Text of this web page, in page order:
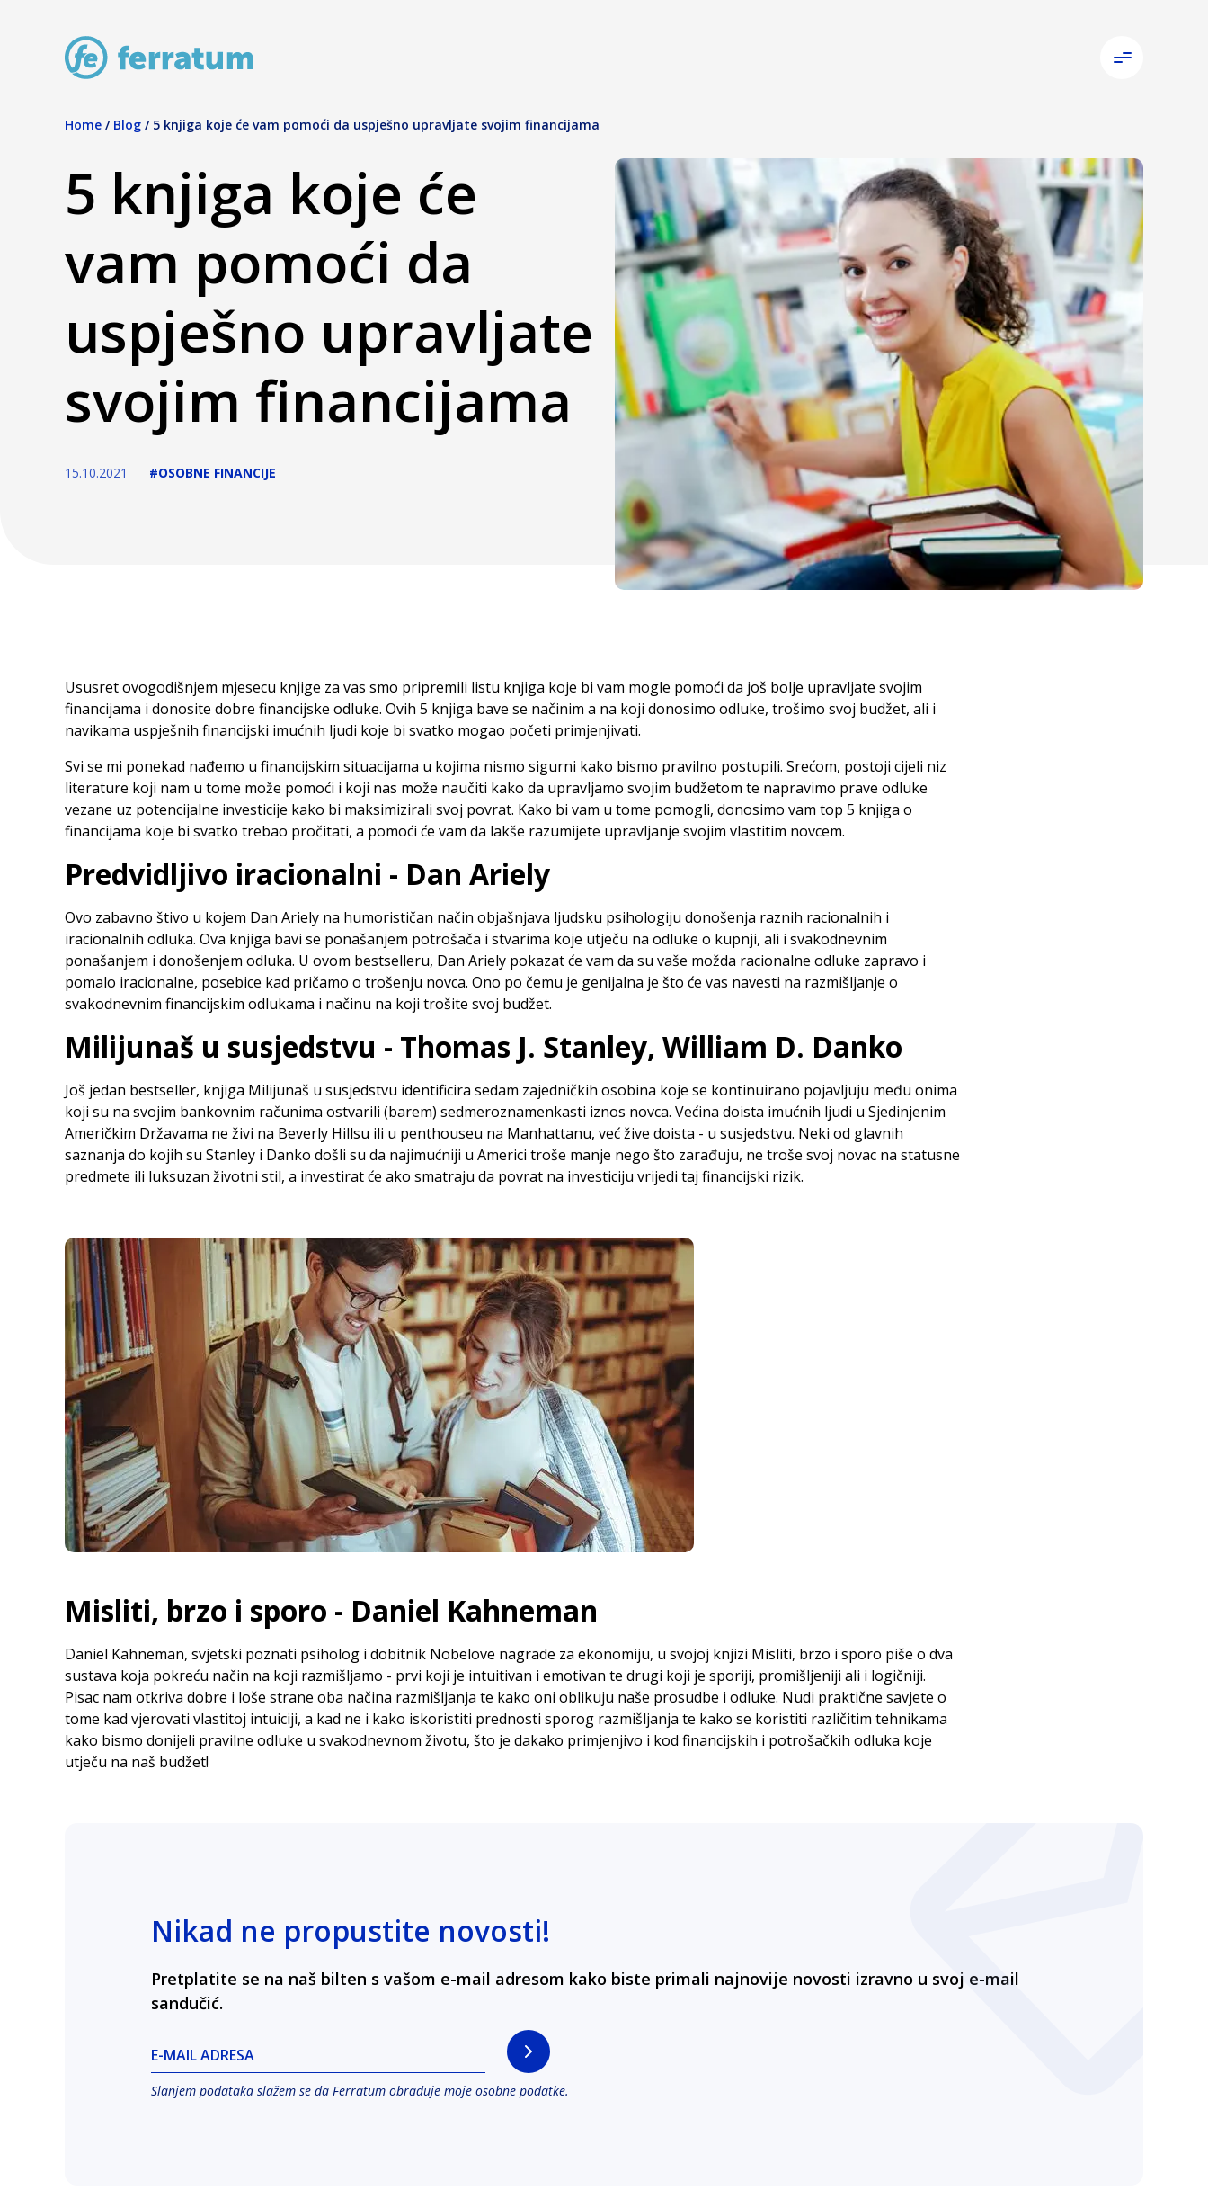
Home / Blog / 5 knjiga koje će vam pomoći da uspješno upravljate svojim financijama
5 knjiga koje će
vam pomoći da
uspješno upravljate
svojim financijama
15.10.2021 #OSOBNE FINANCIJE
Ususret ovogodišnjem mjesecu knjige za vas smo pripremili listu knjiga koje bi vam mogle pomoći da još bolje upravljate svojim
financijama i donosite dobre financijske odluke. Ovih 5 knjiga bave se načinim a na koji donosimo odluke, trošimo svoj budžet, ali i
navikama uspješnih financijski imućnih ljudi koje bi svatko mogao početi primjenjivati.
Svi se mi ponekad nađemo u financijskim situacijama u kojima nismo sigurni kako bismo pravilno postupili. Srećom, postoji cijeli niz
literature koji nam u tome može pomoći i koji nas može naučiti kako da upravljamo svojim budžetom te napravimo prave odluke
vezane uz potencijalne investicije kako bi maksimizirali svoj povrat. Kako bi vam u tome pomogli, donosimo vam top 5 knjiga o
financijama koje bi svatko trebao pročitati, a pomoći će vam da lakše razumijete upravljanje svojim vlastitim novcem.
Predvidljivo iracionalni - Dan Ariely
Ovo zabavno štivo u kojem Dan Ariely na humorističan način objašnjava ljudsku psihologiju donošenja raznih racionalnih i
iracionalnih odluka. Ova knjiga bavi se ponašanjem potrošača i stvarima koje utječu na odluke o kupnji, ali i svakodnevnim
ponašanjem i donošenjem odluka. U ovom bestselleru, Dan Ariely pokazat će vam da su vaše možda racionalne odluke zapravo i
pomalo iracionalne, posebice kad pričamo o trošenju novca. Ono po čemu je genijalna je što će vas navesti na razmišljanje o
svakodnevnim financijskim odlukama i načinu na koji trošite svoj budžet.
Milijunaš u susjedstvu - Thomas J. Stanley, William D. Danko
Još jedan bestseller, knjiga Milijunaš u susjedstvu identificira sedam zajedničkih osobina koje se kontinuirano pojavljuju među onima
koji su na svojim bankovnim računima ostvarili (barem) sedmeroznamenkasti iznos novca. Većina doista imućnih ljudi u Sjedinjenim
Američkim Državama ne živi na Beverly Hillsu ili u penthouseu na Manhattanu, već žive doista - u susjedstvu. Neki od glavnih
saznanja do kojih su Stanley i Danko došli su da najimućniji u Americi troše manje nego što zarađuju, ne troše svoj novac na statusne
predmete ili luksuzan životni stil, a investirat će ako smatraju da povrat na investiciju vrijedi taj financijski rizik.
Misliti, brzo i sporo - Daniel Kahneman
Daniel Kahneman, svjetski poznati psiholog i dobitnik Nobelove nagrade za ekonomiju, u svojoj knjizi Misliti, brzo i sporo piše o dva
sustava koja pokreću način na koji razmišljamo - prvi koji je intuitivan i emotivan te drugi koji je sporiji, promišljeniji ali i logičniji.
Pisac nam otkriva dobre i loše strane oba načina razmišljanja te kako oni oblikuju naše prosudbe i odluke. Nudi praktične savjete o
tome kad vjerovati vlastitoj intuiciji, a kad ne i kako iskoristiti prednosti sporog razmišljanja te kako se koristiti različitim tehnikama
kako bismo donijeli pravilne odluke u svakodnevnom životu, što je dakako primjenjivo i kod financijskih i potrošačkih odluka koje
utječu na naš budžet!
Nikad ne propustite novosti!
Pretplatite se na naš bilten s vašom e-mail adresom kako biste primali najnovije novosti izravno u svoj e-mail
sandučić.
E-MAIL ADRESA
Slanjem podataka slažem se da Ferratum obrađuje moje osobne podatke.